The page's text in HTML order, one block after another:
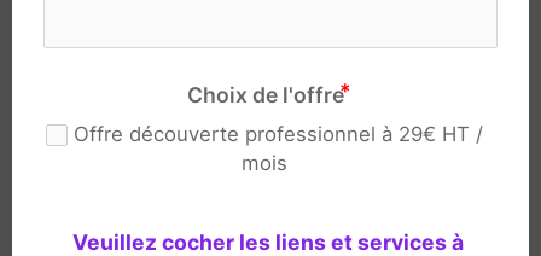
Choix de l'offre
Offre découverte professionnel à 29€ HT /
mois
Veuillez cocher les liens et services à